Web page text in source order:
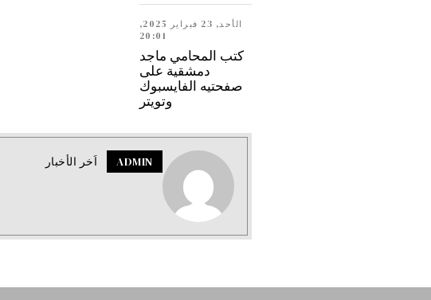
الأحد, 23 فبراير 2025,
20:01
كتب المحامي ماجد
دمشقية على
صفحتيه الفايسبوك
وتويتر
ADMIN اَخر الأخبار